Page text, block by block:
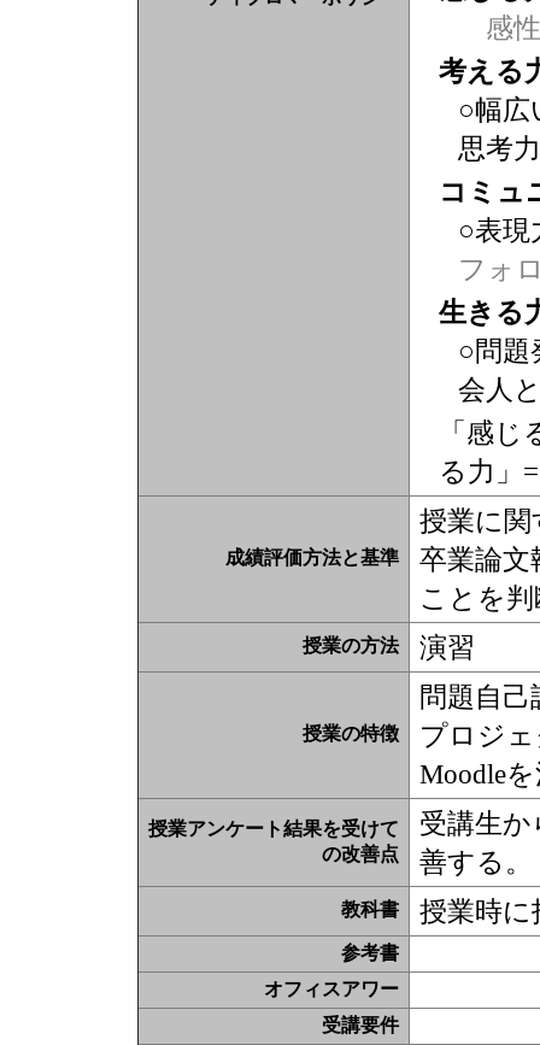
感性
考える
○幅広
思考力
コミュ
○表現
フォ
生きる
○問題
会人
「感
る力」
成績評価方法と基準
授業に関
卒業論文
ことを
授業の方法 演習
授業の特徴
問題自己
プロジ
Moodle
授業アンケート結果を受けて
の改善点
受講生
善する。
教科書 授業時
参考書
オフィスアワー
受講要件